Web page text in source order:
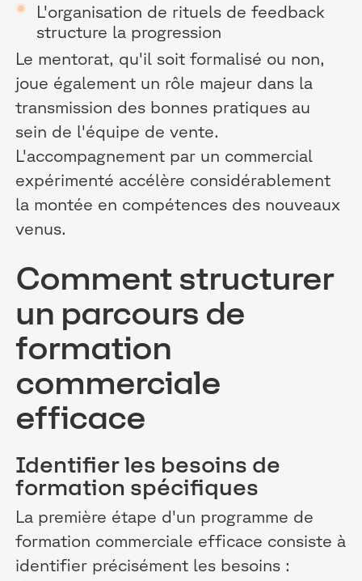
L'organisation de rituels de feedback
structure la progression
Le mentorat, qu'il soit formalisé ou non,
joue également un rôle majeur dans la
transmission des bonnes pratiques au
sein de l'équipe de vente.
L'accompagnement par un commercial
expérimenté accélère considérablement
la montée en compétences des nouveaux
venus.
Comment structurer
un parcours de
formation
commerciale
efficace
Identifier les besoins de
formation spécifiques
La première étape d'un programme de
formation commerciale efficace consiste à
identifier précisément les besoins :